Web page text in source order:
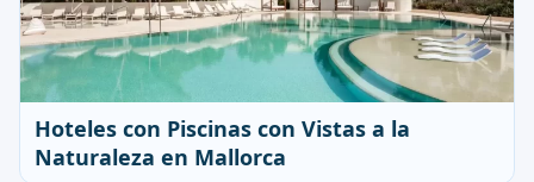
Hoteles con Piscinas con Vistas a la
Naturaleza en Mallorca